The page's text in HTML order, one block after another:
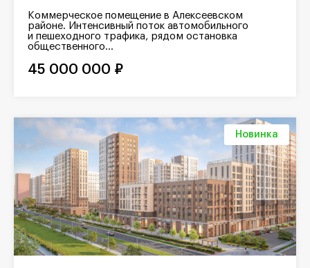
Коммерческое помещение в Алексеевском
районе. Интенсивный поток автомобильного
и пешеходного трафика, рядом остановка
общественного...
45 000 000 ₽
Новинка